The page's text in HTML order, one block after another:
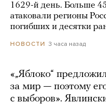
1629-й день. Больше
атаковали регионы
погибших и десятки
НОВОСТИ 3 часа назад
«„Яблоко“
за мир — поэтому
с выборов».